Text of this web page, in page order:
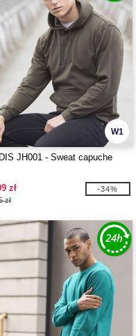
W1
JH001 - Sweat capuche
zł
zł
-34%